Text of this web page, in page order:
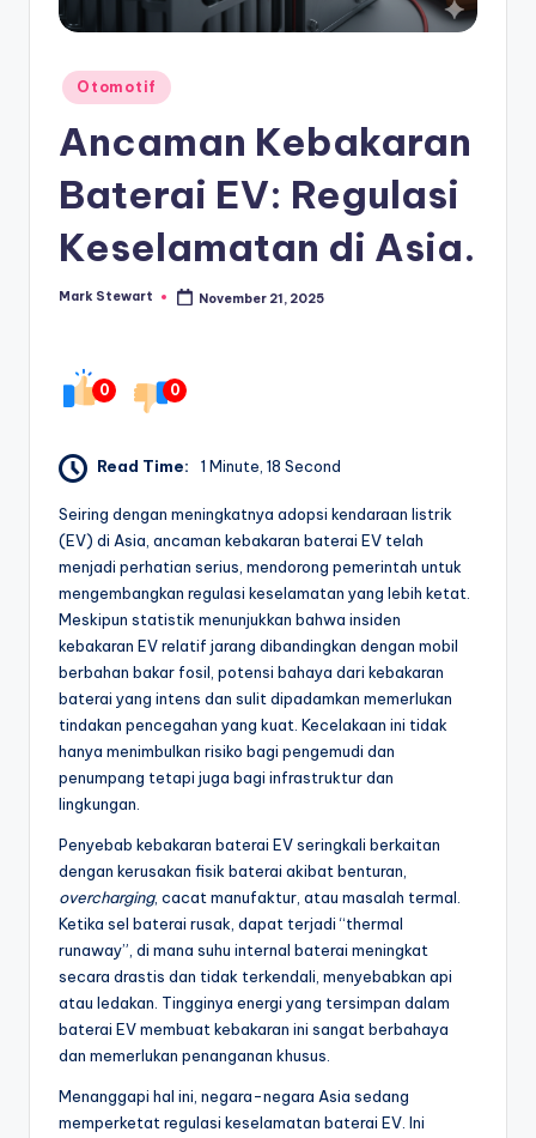
Posted
in
Otomotif
Ancaman Kebakaran
Baterai EV: Regulasi
Keselamatan di Asia.
Posted
Mark Stewart November 21, 2025
0 0
Read Time: 1 Minute, 18 Second
Seiring dengan meningkatnya adopsi kendaraan listrik
(EV) di Asia, ancaman kebakaran baterai EV telah
menjadi perhatian serius, mendorong pemerintah untuk
mengembangkan regulasi keselamatan yang lebih ketat.
Meskipun statistik menunjukkan bahwa insiden
kebakaran EV relatif jarang dibandingkan dengan mobil
berbahan bakar fosil, potensi bahaya dari kebakaran
baterai yang intens dan sulit dipadamkan memerlukan
tindakan pencegahan yang kuat. Kecelakaan ini tidak
hanya menimbulkan risiko bagi pengemudi dan
penumpang tetapi juga bagi infrastruktur dan
lingkungan.
Penyebab kebakaran baterai EV seringkali berkaitan
dengan kerusakan fisik baterai akibat benturan,
overcharging, cacat manufaktur, atau masalah termal.
Ketika sel baterai rusak, dapat terjadi “thermal
runaway”, di mana suhu internal baterai meningkat
secara drastis dan tidak terkendali, menyebabkan api
atau ledakan. Tingginya energi yang tersimpan dalam
baterai EV membuat kebakaran ini sangat berbahaya
dan memerlukan penanganan khusus.
Menanggapi hal ini, negara-negara Asia sedang
memperketat regulasi keselamatan baterai EV. Ini